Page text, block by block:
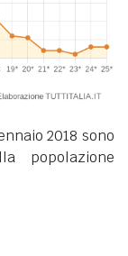
2018 sono
popolazione